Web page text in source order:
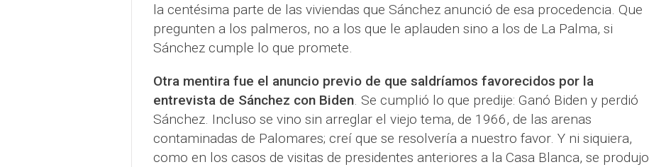
la centésima parte de las viviendas que Sánchez anunció de esa procedencia. Que
pregunten a los palmeros, no a los que le aplauden sino a los de La Palma, si
Sánchez cumple lo que promete.
Otra mentira fue el anuncio previo de que saldríamos favorecidos por la
entrevista de Sánchez con Biden. Se cumplió lo que predije: Ganó Biden y perdió
Sánchez. Incluso se vino sin arreglar el viejo tema, de 1966, de las arenas
contaminadas de Palomares; creí que se resolvería a nuestro favor. Y ni siquiera,
como en los casos de visitas de presidentes anteriores a la Casa Blanca, se produjo